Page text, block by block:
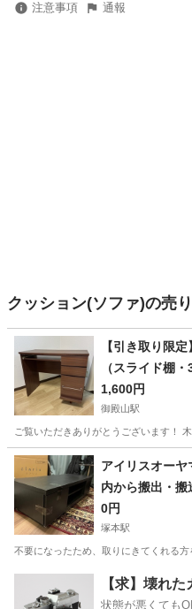
注意事項 通報
クッション(ソファ)の売
【引き取り限
（スライド棚
き）
1,600円
御殿山駅
ご覧いただきありがとうございます！
大阪 枚方市 御殿山駅 テ
アイリスオー
内から搬出・搬
0円
塚本駅
不要になったため、取りにきてくれる
塚本駅 収納家
【求】壊れ
状態が悪くても